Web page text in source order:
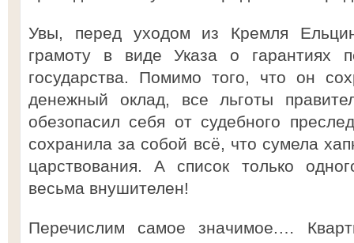
Увы, перед уходом из Кремля
грамоту в виде Указа о гарантиях
государства. Помимо того, что он
денежный оклад, все льготы
обезопасил себя от судебного
сохранила за собой всё, что сумела
царствования. А список только
весьма внушителен!
Перечислим самое значимое.…